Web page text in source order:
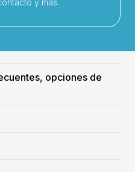
y más.
opciones de